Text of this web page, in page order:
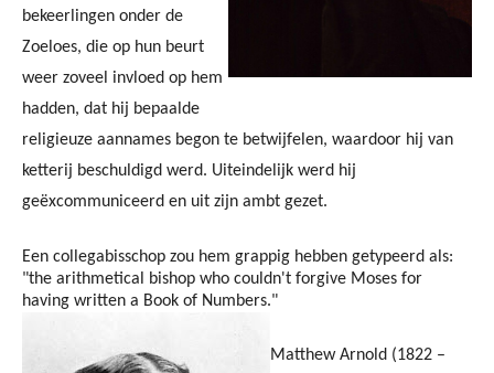
bekeerlingen onder de
Zoeloes, die op hun beurt
weer zoveel invloed op hem
hadden, dat hij bepaalde
religieuze aannames begon te betwijfelen, waardoor hij van
ketterij beschuldigd werd. Uiteindelijk werd hij
geëxcommuniceerd en uit zijn ambt gezet.
Een collegabisschop zou hem grappig hebben getypeerd als:
"the arithmetical bishop who couldn't forgive Moses for
having written a Book of Numbers."
Matthew Arnold (1822 –